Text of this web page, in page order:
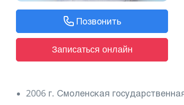
Позвонить
Записаться онлайн
2006 г. Смоленская